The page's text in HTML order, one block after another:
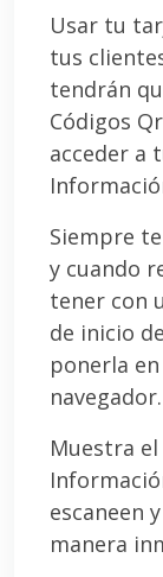
Usar tu
tus
tendrán
Códigos
acceder a
Siempre
y cuando
tener con
de inicio
ponerla
navegador.
Muestra
escaneen
manera